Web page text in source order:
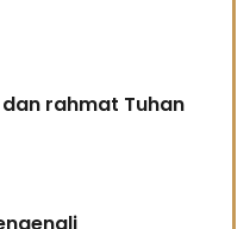
rahmat Tuhan